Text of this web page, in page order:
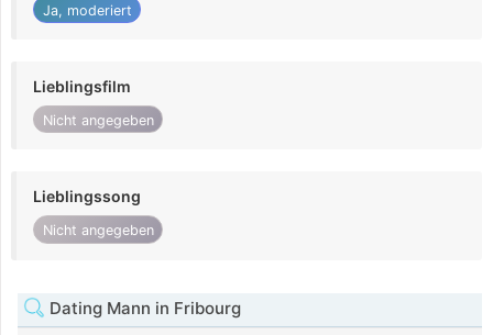
Ja, moderiert
Lieblingsfilm
Nicht angegeben
Lieblingssong
Nicht angegeben
Dating Mann in Fribourg